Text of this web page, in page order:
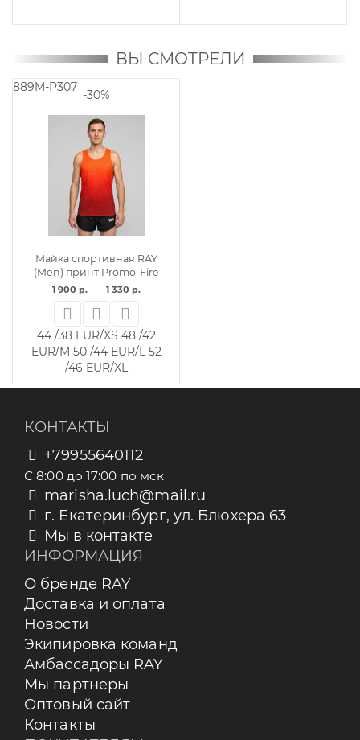
ВЫ СМОТРЕЛИ
889M-P307
-30%
Майка спортивная RAY
(Men) принт Promo-Fire
1 900 р. 1 330 р.
44 /38 EUR/XS 48 /42
EUR/M 50 /44 EUR/L 52
/46 EUR/XL
КОНТАКТЫ
+79955640112
С 8:00 до 17:00 по мск
marisha.luch@mail.ru
г. Екатеринбург, ул. Блюхера 63
Мы в контакте
ИНФОРМАЦИЯ
О бренде RAY
Доставка и оплата
Новости
Экипировка команд
Амбассадоры RAY
Мы партнеры
Оптовый сайт
Контакты